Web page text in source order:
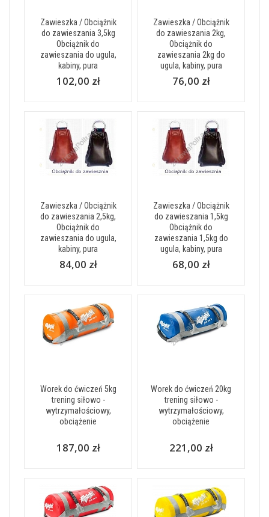
Zawieszka / Obciążnik
do zawieszania 3,5kg
Obciążnik do
zawieszania do ugula,
kabiny, pura
102,00 zł
Zawieszka / Obciążnik
do zawieszania 2kg,
Obciążnik do
zawieszania 2kg do
ugula, kabiny, pura
76,00 zł
Zawieszka / Obciążnik
do zawieszania 2,5kg,
Obciążnik do
zawieszania do ugula,
kabiny, pura
84,00 zł
Zawieszka / Obciążnik
do zawieszania 1,5kg
Obciążnik do
zawieszania 1,5kg do
ugula, kabiny, pura
68,00 zł
Worek do ćwiczeń 5kg
trening siłowo -
wytrzymałościowy,
obciążenie
187,00 zł
Worek do ćwiczeń 20kg
trening siłowo -
wytrzymałościowy,
obciążenie
221,00 zł